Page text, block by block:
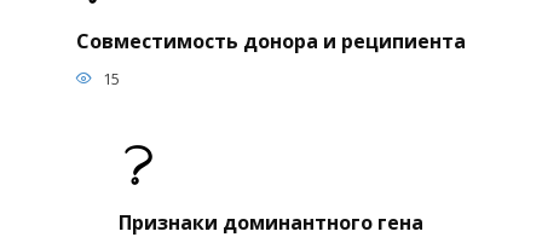
Совместимость донора и реципиента
15
Признаки доминантного гена